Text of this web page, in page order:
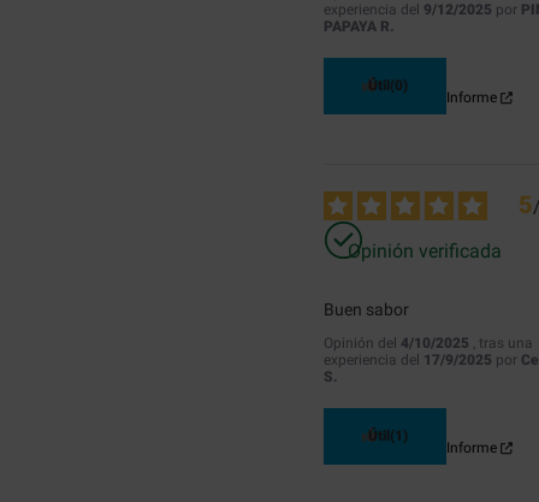
experiencia del 9/12/2025 por
PAPAYA R.
Útil(0)
Informe
5
Opinión verificada
Buen sabor
Opinión del 4/10/2025 , tras una
experiencia del 17/9/2025 por
S.
Útil(1)
Informe